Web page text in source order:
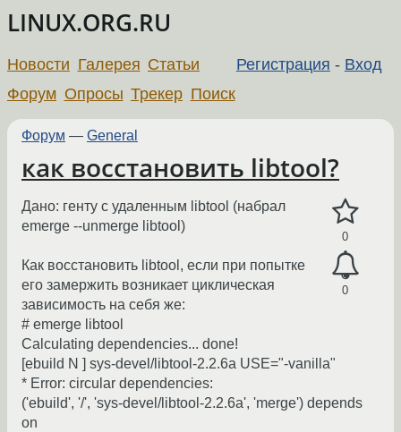
LINUX.ORG.RU
Регистрация - Вход
Новости Галерея Статьи
Форум Опросы Трекер Поиск
Форум — General
как восстановить libtool?
0
0
Дано: генту с удаленным libtool (набрал
emerge --unmerge libtool)
Как восстановить libtool, если при попытке
его замержить возникает циклическая
зависимость на себя же:
# emerge libtool
Calculating dependencies... done!
[ebuild N ] sys-devel/libtool-2.2.6a USE="-vanilla"
* Error: circular dependencies:
('ebuild', '/', 'sys-devel/libtool-2.2.6a', 'merge') depends
on